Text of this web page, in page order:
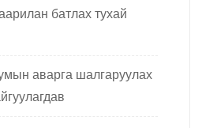
батлах тухай
аварга шалгаруулах